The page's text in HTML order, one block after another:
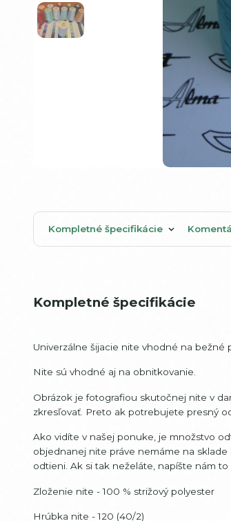
Kompletné špecifikácie
Kompletné špecifikácie
Univerzálne šijacie nite vhodné na bežné
Nite sú vhodné aj na obnitkovanie.
Obrázok je fotografiou skutočnej nite v
zkresľovať. Preto ak potrebujete presný
Ako vidíte v našej ponuke, je množstvo
objednanej nite práve nemáme na
odtieni. Ak si tak neželáte, napíšte nám
Zloženie nite - 100 % strižový polyester
Hrúbka nite - 120 (40/2)